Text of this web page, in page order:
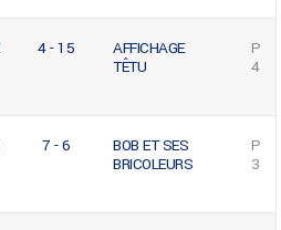
4 - 15
AFFICHAGE
TÊTU
P
4
7 - 6
BOB ET SES
BRICOLEURS
P
3